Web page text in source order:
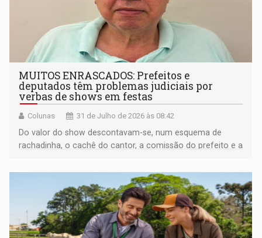
MUITOS ENRASCADOS: Prefeitos e
deputados têm problemas judiciais por
verbas de shows em festas
Colunas 31 de Julho de 2026 às 08:42
Do valor do show descontavam-se, num esquema de
rachadinha, o cachê do cantor, a comissão do prefeito e a